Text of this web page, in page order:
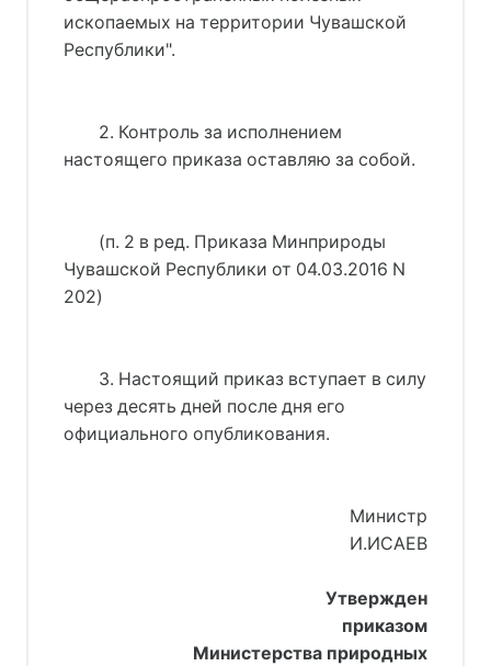
ископаемых на территории Чувашской
Республики".
2. Контроль за исполнением
настоящего приказа оставляю за собой.
(п. 2 в ред. Приказа Минприроды
Чувашской Республики от 04.03.2016 N
202)
3. Настоящий приказ вступает в силу
через десять дней после дня его
официального опубликования.
Министр
И.ИСАЕВ
Утвержден
приказом
Министерства природных